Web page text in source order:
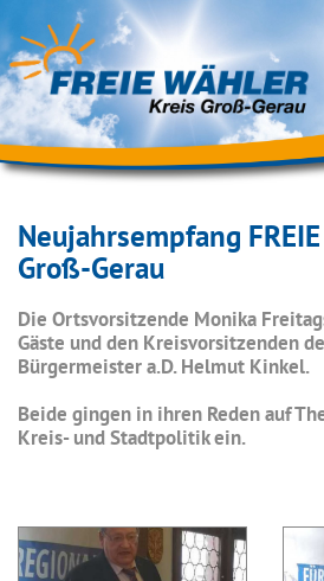
Neujahrsempfang
Groß-Gerau
Die Ortsvorsitzende Monika
Gäste und den Kreisvorsitzenden
Bürgermeister a.D. Helmut Kinkel.
Beide gingen in ihren Reden auf
Kreis- und Stadtpolitik ein.